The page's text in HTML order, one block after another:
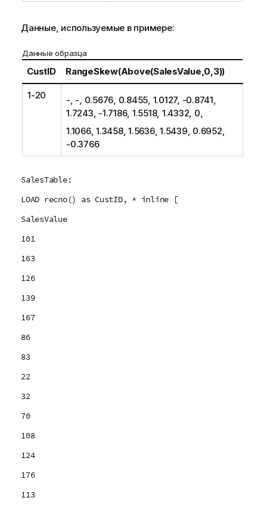
Данные, используемые в примере:
Данные образца
CustID RangeSkew(Above(SalesValue,0,3))
1-20
-, -, 0.5676, 0.8455, 1.0127, -0.8741,
1.7243, -1.7186, 1.5518, 1.4332, 0,
1.1066, 1.3458, 1.5636, 1.5439, 0.6952,
-0.3766
SalesTable:
LOAD recno() as CustID, * inline [
SalesValue
101
163
126
139
167
86
83
22
32
70
108
124
176
113